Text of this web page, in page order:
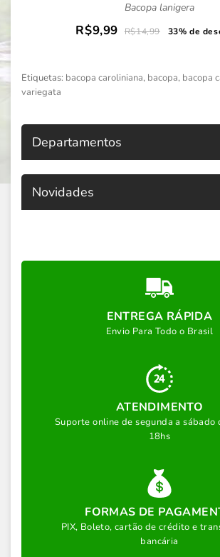
Bacopa lanigera
R$9,99 R$14,99 33% de
Etiquetas: bacopa caroliniana, bacopa, bacopa
variegata
Departamentos
Novidades
ENTREGA RÁPIDA
Envio Para Todo o Brasil
ATENDIMENTO
Suporte online de segunda a sábado
18hs
FORMAS DE
PIX, Boleto, cartão de crédito e
bancária